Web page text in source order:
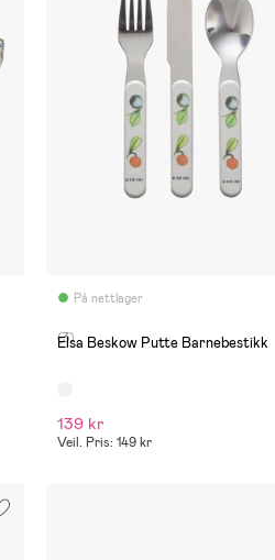
På nettlager
(3)
Elsa Beskow Putte Barnebestikk
139 kr
Veil. Pris: 149 kr